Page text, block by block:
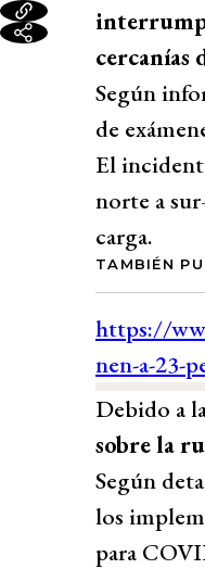
cercanías
Según
de
El
norte a
carga.
TAMBIÉN
Debido a
sobre la
Según
los
para